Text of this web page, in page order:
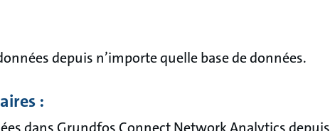
depuis n’importe quelle base de données.
: